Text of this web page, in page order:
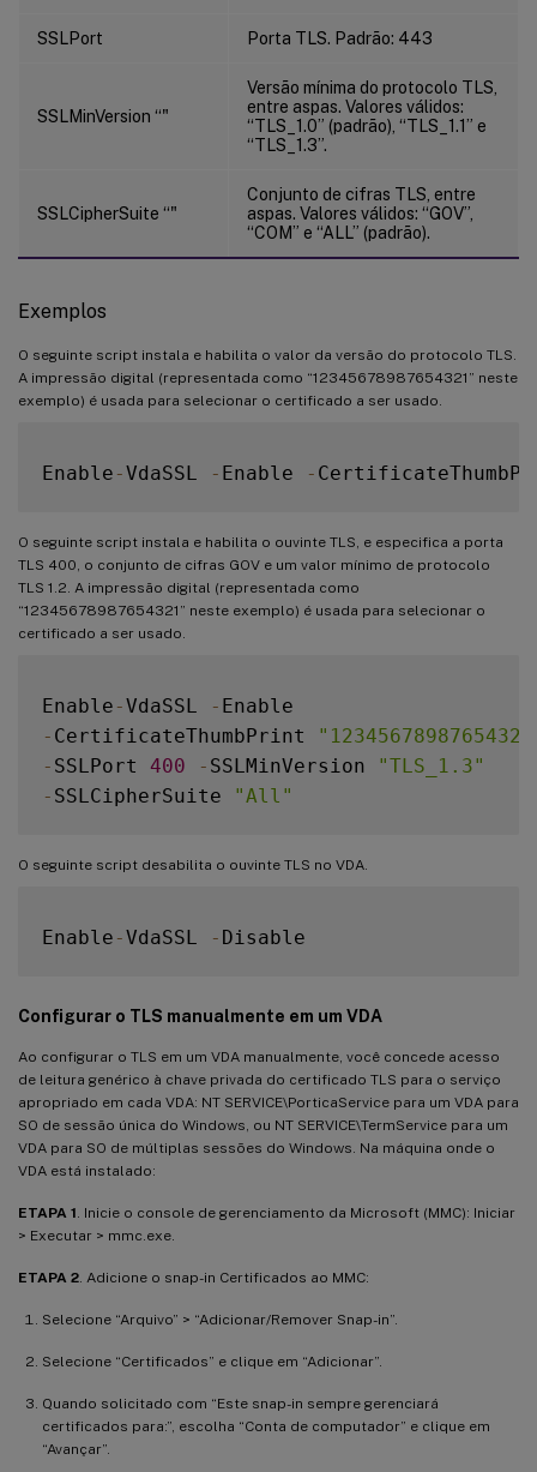
SSLPort Porta TLS. Padrão: 443
SSLMinVersion “"
Versão mínima do protocolo TLS,
entre aspas. Valores válidos:
“TLS_1.0” (padrão), “TLS_1.1” e
“TLS_1.3”.
SSLCipherSuite “"
Conjunto de cifras TLS, entre
aspas. Valores válidos: “GOV”,
“COM” e “ALL” (padrão).
Exemplos
O seguinte script instala e habilita o valor da versão do protocolo TLS.
A impressão digital (representada como “12345678987654321” neste
exemplo) é usada para selecionar o certificado a ser usado.
Enable -VdaSSL - Enable -
O seguinte script instala e habilita o ouvinte TLS, e especifica a porta
TLS 400, o conjunto de cifras GOV e um valor mínimo de protocolo
TLS 1.2. A impressão digital (representada como
“12345678987654321” neste exemplo) é usada para selecionar o
certificado a ser usado.
Enable -VdaSSL -
- CertificateThumbPrint
- SSLPort 400 - SSLMinVersion
"TLS_1.3"
- SSLCipherSuite "All"
O seguinte script desabilita o ouvinte TLS no VDA.
Enable -VdaSSL -
Configurar o TLS manualmente em um VDA
Ao configurar o TLS em um VDA manualmente, você concede acesso
de leitura genérico à chave privada do certificado TLS para o serviço
apropriado em cada VDA: NT SERVICE\PorticaService para um VDA para
SO de sessão única do Windows, ou NT SERVICE\TermService para um
VDA para SO de múltiplas sessões do Windows. Na máquina onde o
VDA está instalado:
ETAPA 1 . Inicie o console de gerenciamento da Microsoft (MMC): Iniciar
> Executar > mmc.exe.
ETAPA 2 . Adicione o snap-in Certificados ao MMC:
Selecione “Arquivo” > “Adicionar/Remover Snap-in”.
Selecione “Certificados” e clique em “Adicionar”.
Quando solicitado com “Este snap-in sempre gerenciará
certificados para:”, escolha “Conta de computador” e clique em
“Avançar”.